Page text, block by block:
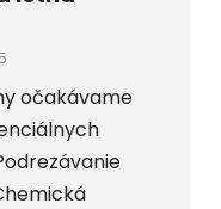
očakávame